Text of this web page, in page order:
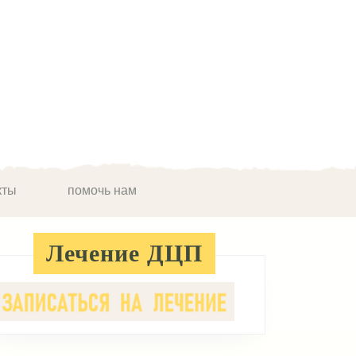
помочь нам
Лечение ДЦП